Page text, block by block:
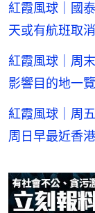
紅霞風球｜國
天或有航班取消
紅霞風球｜周
影響目的地一覽
紅霞風球｜周
周日早最近香港